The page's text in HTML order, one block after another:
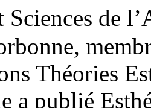
Sciences de
Théories
a publié